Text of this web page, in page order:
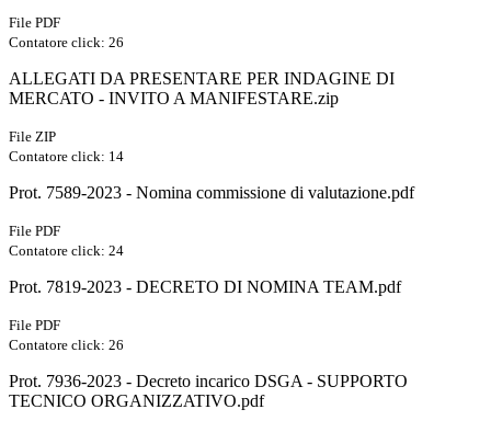
File PDF
Contatore click: 26
ALLEGATI DA PRESENTARE PER INDAGINE DI
MERCATO - INVITO A MANIFESTARE.zip
File ZIP
Contatore click: 14
Prot. 7589-2023 - Nomina commissione di valutazione.pdf
File PDF
Contatore click: 24
Prot. 7819-2023 - DECRETO DI NOMINA TEAM.pdf
File PDF
Contatore click: 26
Prot. 7936-2023 - Decreto incarico DSGA - SUPPORTO
TECNICO ORGANIZZATIVO.pdf